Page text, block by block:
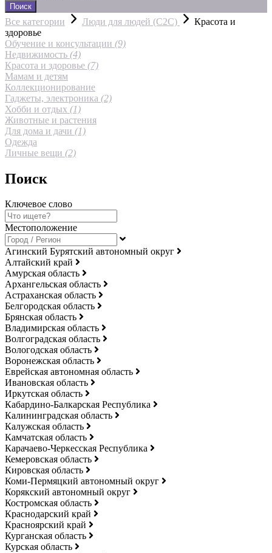
Поиск
Все категории Люди для людей (С2С)
Красота и
здоровье
Обучение и консультации (9)
Недвижимость (4)
Красота и здоровье (7)
Мамам и детям
Коллекционирование
Гаджеты, электроника (2)
Хобби и отдых (1)
Животные и растения
Для дома и дачи (1)
Одежда
Личные вещи (2)
Поиск
Ключевое слово
Местоположение
Агинский Бурятский автономный округ
Алтайский край
Амурская область
Архангельская область
Астраханская область
Белгородская область
Брянская область
Владимирская область
Волгоградская область
Вологодская область
Воронежская область
Еврейская автономная область
Ивановская область
Иркутская область
Кабардино-Балкарская Республика
Калининградская область
Калужская область
Камчатская область
Карачаево-Черкесская Республика
Кемеровская область
Кировская область
Коми-Пермяцкий автономный округ
Корякский автономный округ
Костромская область
Краснодарский край
Красноярский край
Курганская область
Курская область